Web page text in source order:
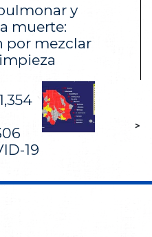
y
muerte:
por mezclar
19
>